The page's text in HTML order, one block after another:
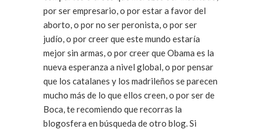
por ser empresario, o por estar a favor del
aborto, o por no ser peronista, o por ser
judío, o por creer que este mundo estaría
mejor sin armas, o por creer que Obama es la
nueva esperanza a nivel global, o por pensar
que los catalanes y los madrileños se parecen
mucho más de lo que ellos creen, o por ser de
Boca, te recomiendo que recorras la
blogosfera en búsqueda de otro blog. Si